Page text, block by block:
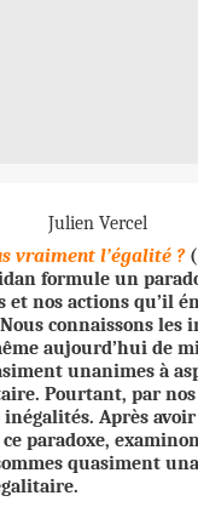
Julien Vercel
vraiment l’égalité ?
formule un
et nos actions qu’il
connaissons les
aujourd’hui de
unanimes à
Pourtant, par
Après
paradoxe,
quasiment